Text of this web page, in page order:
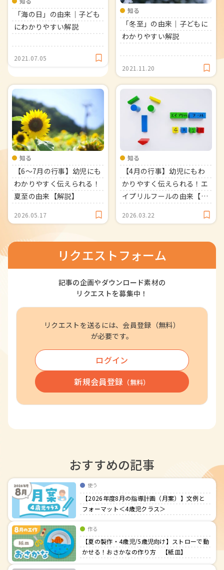
「海の日」の由来｜子ども
にわかりやすい解説
2021.07.05
知る
「冬至」の由来｜子どもに
わかりやすい解説
2021.11.20
知る
【6～7月の行事】幼児にも
わかりやすく伝えられる！
夏至の由来【解説】
2026.05.17
知る
【4月の行事】幼児にもわ
かりやすく伝えられる！エ
イプリルフールの由来【解
2026.03.22
リクエストフォーム
記事の企画やダウンロード素材の
リクエストを募集中！
リクエストを送るには、会員登録（無料）
が必要です。
ログイン
新規会員登録 （無料）
おすすめの記事
使う
【2026年度8月の指導計画（月案）】文例と
フォーマット＜4歳児クラス＞
作る
【夏の製作・4歳児/5歳児向け】ストローで動
かせる！おさかなの作り方 【紙皿】